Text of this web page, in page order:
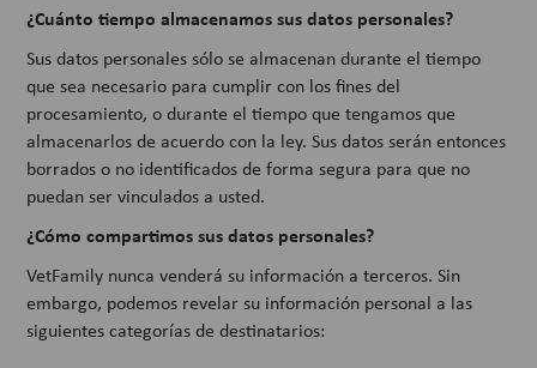
¿Cuánto tiempo almacenamos sus datos personales?
Sus datos personales sólo se almacenan durante el tiempo
que sea necesario para cumplir con los fines del
procesamiento, o durante el tiempo que tengamos que
almacenarlos de acuerdo con la ley. Sus datos serán entonces
borrados o no identificados de forma segura para que no
puedan ser vinculados a usted.
¿Cómo compartimos sus datos personales?
VetFamily nunca venderá su información a terceros. Sin
embargo, podemos revelar su información personal a las
siguientes categorías de destinatarios: